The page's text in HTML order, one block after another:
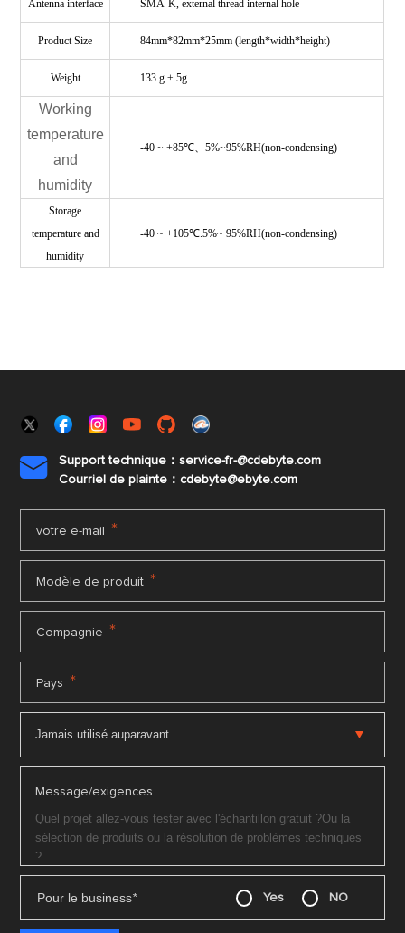
Antenna interface SMA-K, external thread internal hole
Product Size 84mm*82mm*25mm (length*width*height)
Weight 133 g ± 5g
Working
temperature
and
humidity
-40 ~ +85℃、5%~95%RH(non-condensing)
Storage
temperature and
humidity
-40 ~ +105℃.5%~ 95%RH(non-condensing)

Support technique：service-fr-@cdebyte.com
Courriel de plainte：cdebyte@ebyte.com
votre e-mail *
Modèle de produit *
Compagnie *
Pays *
Message/exigences
Pour le business* Yes NO